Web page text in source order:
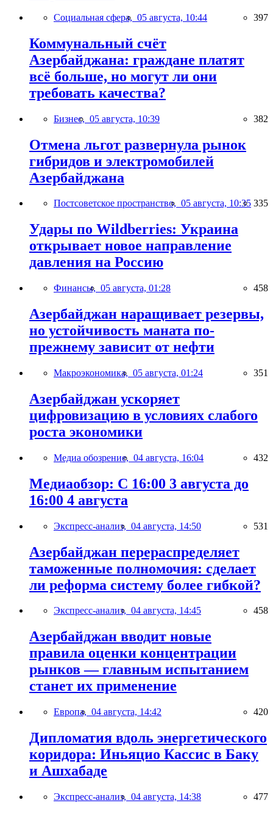
Социальная сфера, 05 августа, 10:44 397
Коммунальный счёт
Азербайджана: граждане платят
всё больше, но могут ли они
требовать качества?
Бизнес, 05 августа, 10:39 382
Отмена льгот развернула рынок
гибридов и электромобилей
Азербайджана
Постсоветское пространство, 05 августа, 10:35 335
Удары по Wildberries: Украина
открывает новое направление
давления на Россию
Финансы, 05 августа, 01:28 458
Азербайджан наращивает резервы,
но устойчивость маната по-
прежнему зависит от нефти
Макроэкономика, 05 августа, 01:24 351
Азербайджан ускоряет
цифровизацию в условиях слабого
роста экономики
Медиа обозрение, 04 августа, 16:04 432
Медиаобзор: С 16:00 3 августа до
16:00 4 августа
Экспресс-анализ, 04 августа, 14:50 531
Азербайджан перераспределяет
таможенные полномочия: сделает
ли реформа систему более гибкой?
Экспресс-анализ, 04 августа, 14:45 458
Азербайджан вводит новые
правила оценки концентрации
рынков — главным испытанием
станет их применение
Европа, 04 августа, 14:42 420
Дипломатия вдоль энергетического
коридора: Иньяцио Кассис в Баку
и Ашхабаде
Экспресс-анализ, 04 августа, 14:38 477